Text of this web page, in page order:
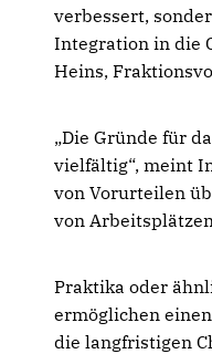
verbessert,
Integration in die
Heins,
Die Gründe für
vielfältig“, meint
von Vorurteilen
von
Praktika oder
ermöglichen
die langfristigen